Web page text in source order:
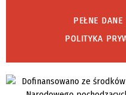
PEŁNE DANE
POLITYKA